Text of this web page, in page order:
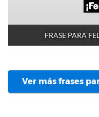
FRASE PARA
Ver más frases